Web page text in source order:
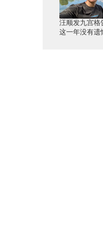
汪顺发九宫格
这一年没有遗